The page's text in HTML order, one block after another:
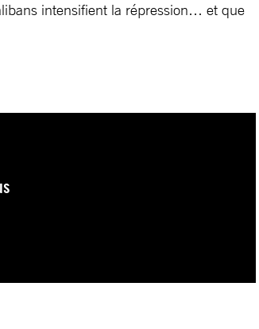
intensifient la répression… et que